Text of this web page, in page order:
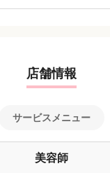
店舗情報
サービスメニュー
美容師